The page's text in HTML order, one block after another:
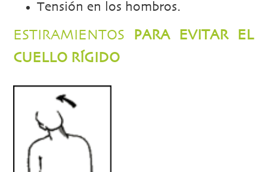
Tensión en los hombros.
ESTIRAMIENTOS PARA EVITAR EL
CUELLO RÍGIDO